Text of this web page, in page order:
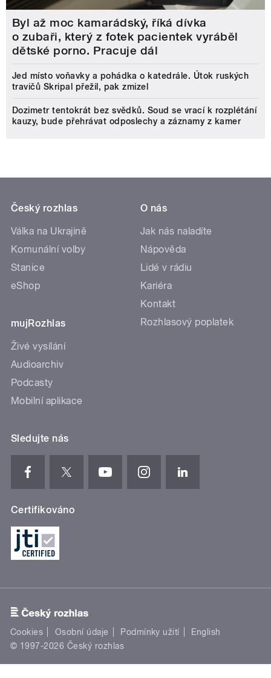
Byl až moc kamarádský, říká dívka
o zubaři, který z fotek pacientek vyráběl
dětské porno. Pracuje dál
Jed místo voňavky a pohádka o katedrále. Útok ruských
travičů Skripal přežil, pak zmizel
Dozimetr tentokrát bez svědků. Soud se vrací k rozplétání
kauzy, bude přehrávat odposlechy a záznamy z kamer
Český rozhlas
Válka na Ukrajině
Komunální volby
Stanice
eShop
mujRozhlas
Živé vysílání
Audioarchiv
Podcasty
Mobilní aplikace
O nás
Jak nás naladíte
Nápověda
Lidé v rádiu
Kariéra
Kontakt
Rozhlasový poplatek
Sledujte nás
Certifikováno
Cookies Osobní údaje Podmínky užití
English
© 1997-2026 Český rozhlas